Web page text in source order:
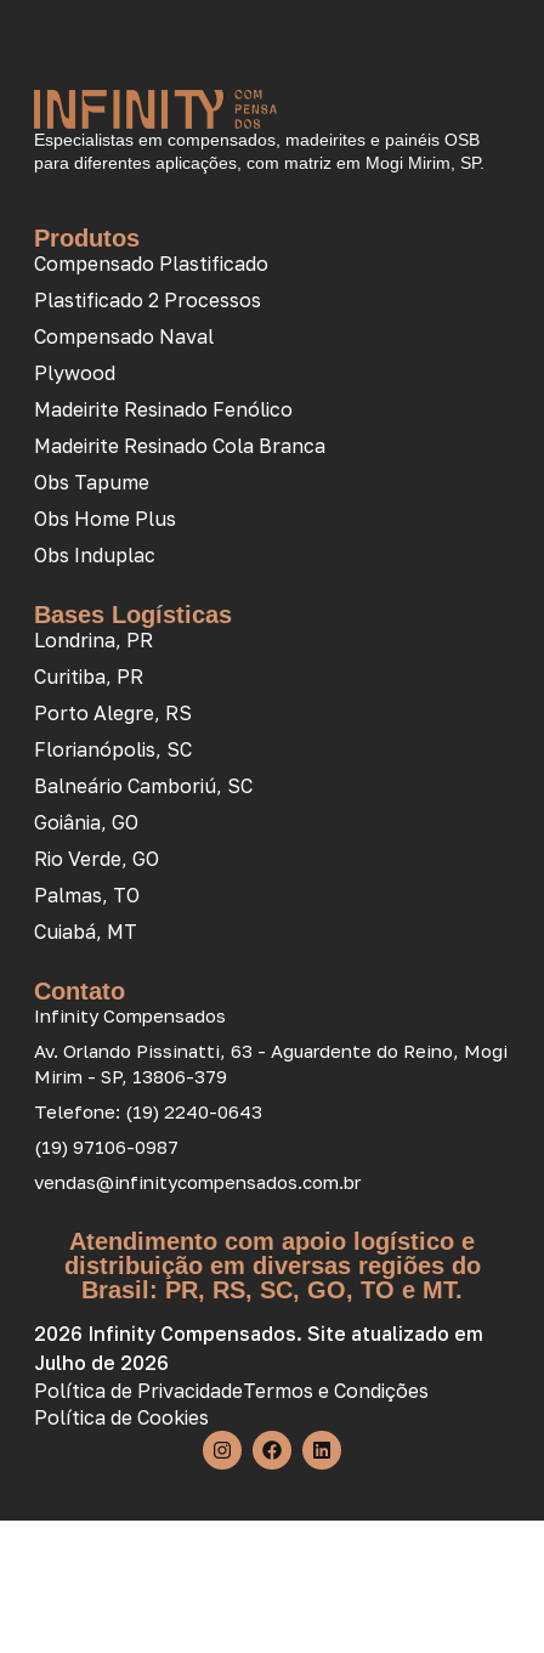
Especialistas em compensados, madeirites e painéis OSB
para diferentes aplicações, com matriz em Mogi Mirim, SP.
Produtos
Compensado Plastificado
Plastificado 2 Processos
Compensado Naval
Plywood
Madeirite Resinado Fenólico
Madeirite Resinado Cola Branca
Obs Tapume
Obs Home Plus
Obs Induplac
Bases Logísticas
Londrina, PR
Curitiba, PR
Porto Alegre, RS
Florianópolis, SC
Balneário Camboriú, SC
Goiânia, GO
Rio Verde, GO
Palmas, TO
Cuiabá, MT
Contato
Infinity Compensados
Av. Orlando Pissinatti, 63 - Aguardente do Reino, Mogi
Mirim - SP, 13806-379
Telefone: (19) 2240-0643
(19) 97106-0987
vendas@infinitycompensados.com.br
Atendimento com apoio logístico e
distribuição em diversas regiões do
Brasil: PR, RS, SC, GO, TO e MT.
2026 Infinity Compensados. Site atualizado em
Julho de 2026
Política de PrivacidadeTermos e Condições
Política de Cookies